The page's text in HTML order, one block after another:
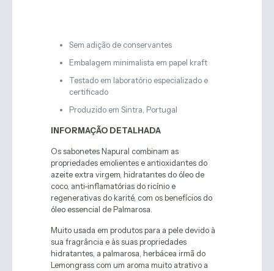
Sem adição de conservantes
Embalagem minimalista em papel kraft
Testado em laboratório especializado e
certificado
Produzido em Sintra, Portugal
INFORMAÇÃO DETALHADA
Os sabonetes Napural combinam as
propriedades emolientes e antioxidantes do
azeite extra virgem, hidratantes do óleo de
coco, anti-inflamatórias do ricínio e
regenerativas do karité, com os benefícios do
óleo essencial de Palmarosa.
Muito usada em produtos para a pele devido à
sua fragrância e às suas propriedades
hidratantes, a palmarosa, herbácea irmã do
Lemongrass com um aroma muito atrativo a